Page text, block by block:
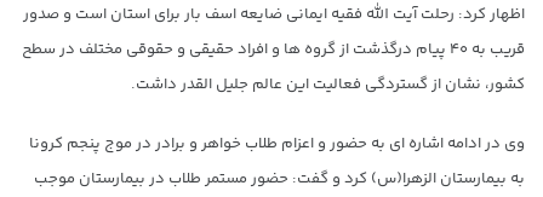
اظهار کرد: رحلت آیت الله فقیه ایمانی ضایعه اسف بار برای استان است و صدور
قریب به ۴۰ پیام درگذشت از گروه ها و افراد حقیقی و حقوقی مختلف در سطح
کشور، نشان از گستردگی فعالیت این عالم جلیل القدر داشت.
وی در ادامه اشاره ای به حضور و اعزام طلاب خواهر و برادر در موج پنجم کرونا
به بیمارستان الزهرا(س) کرد و گفت: حضور مستمر طلاب در بیمارستان موجب